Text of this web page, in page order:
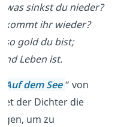
was sinkst du nieder?
kommt ihr wieder?
so gold du bist;
Leben ist.
Auf dem See“ von
der Dichter die
um zu